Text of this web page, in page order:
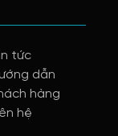
tức
dẫn
hàng
hệ